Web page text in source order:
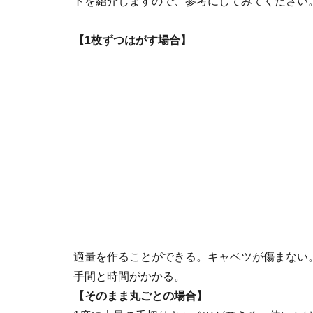
【1枚ずつはがす場合】
適量を作ることができる。キャベツが傷まない
手間と時間がかかる。
【そのまま丸ごとの場合】